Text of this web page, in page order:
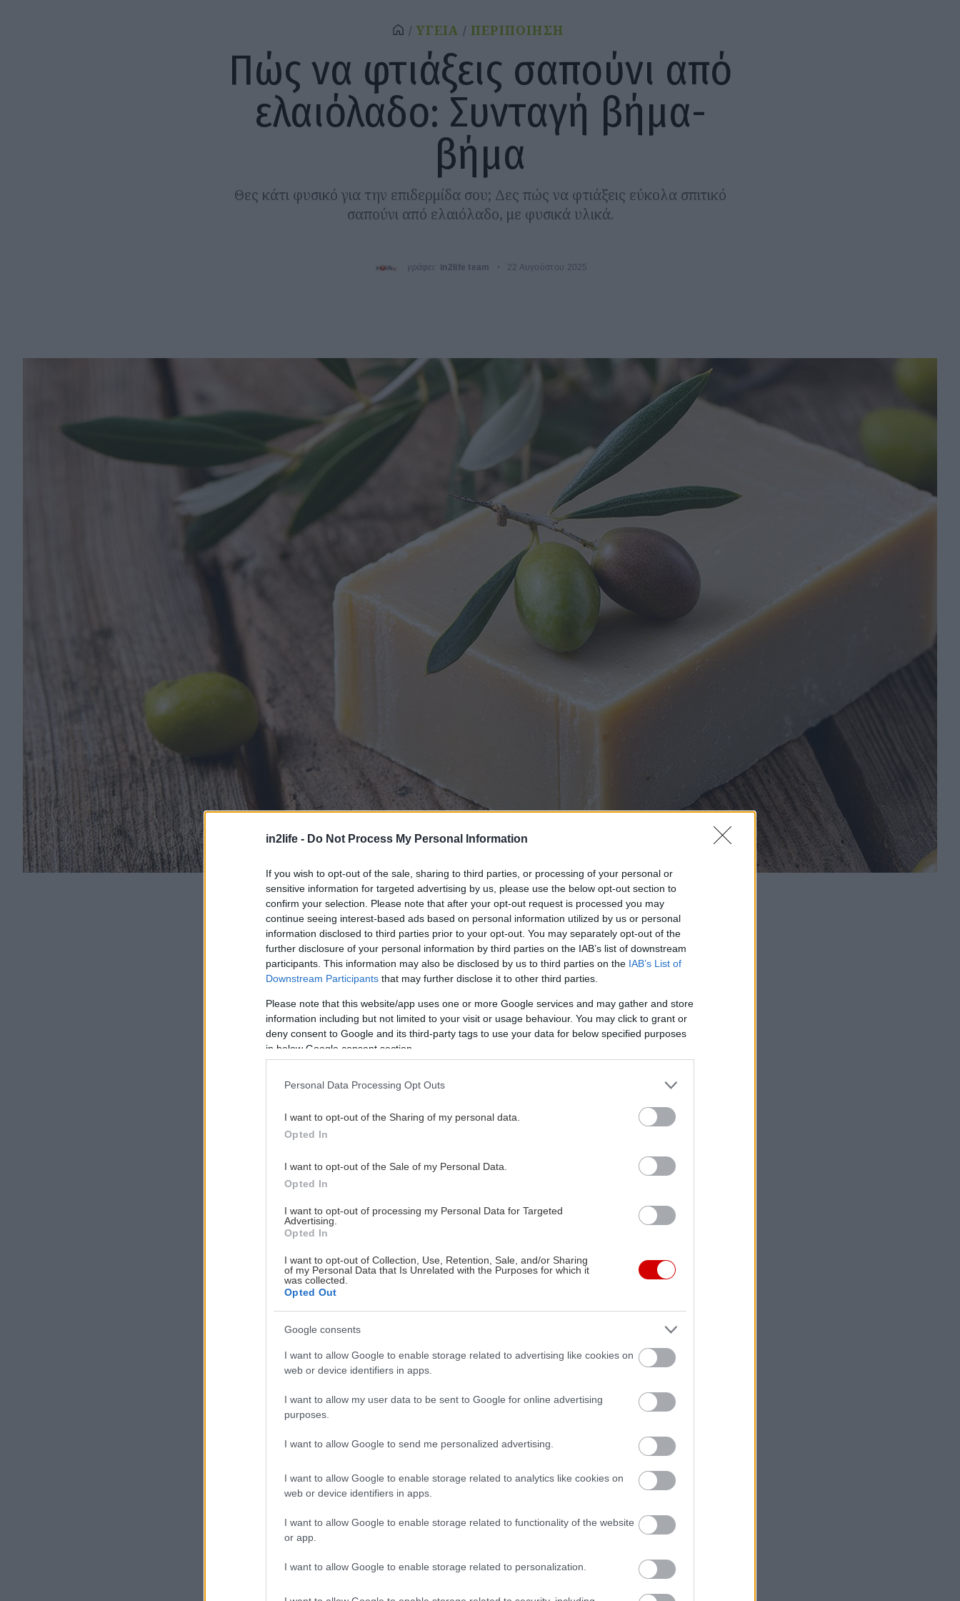
in2life - Do Not Process My Personal Information
If you wish to opt-out of the sale, sharing to third parties, or processing of your personal or
sensitive information for targeted advertising by us, please use the below opt-out section to
confirm your selection. Please note that after your opt-out request is processed you may
continue seeing interest-based ads based on personal information utilized by us or personal
information disclosed to third parties prior to your opt-out. You may separately opt-out of the
further disclosure of your personal information by third parties on the IAB’s list of downstream
participants. This information may also be disclosed by us to third parties on the IAB’s List of
Downstream Participants that may further disclose it to other third parties.
Please note that this website/app uses one or more Google services and may gather and store
information including but not limited to your visit or usage behaviour. You may click to grant or
deny consent to Google and its third-party tags to use your data for below specified purposes
in below Google consent section.
Personal Data Processing Opt Outs
I want to opt-out of the Sharing of my personal data.
Opted In
I want to opt-out of the Sale of my Personal Data.
Opted In
I want to opt-out of processing my Personal Data for Targeted
Advertising.
Opted In
I want to opt-out of Collection, Use, Retention, Sale, and/or Sharing
of my Personal Data that Is Unrelated with the Purposes for which it
was collected.
Opted Out
Google consents
I want to allow Google to enable storage related to advertising like cookies on
web or device identifiers in apps.
I want to allow my user data to be sent to Google for online advertising
purposes.
I want to allow Google to send me personalized advertising.
I want to allow Google to enable storage related to analytics like cookies on
web or device identifiers in apps.
I want to allow Google to enable storage related to functionality of the website
or app.
I want to allow Google to enable storage related to personalization.
ΥΓΕΙΑ ΠΕΡΙΠΟΙΗΣΗ
Πώς να φτιάξεις σαπούνι από
ελαιόλαδο: Συνταγή βήμα-
βήμα
Θες κάτι φυσικό για την επιδερμίδα σου; Δες πώς να φτιάξεις εύκολα σπιτικό
σαπούνι από ελαιόλαδο, με φυσικά υλικά.
γράφει: in2life team 22 Αυγούστου 2025
Α
δέρμα σου, τότε η παρασκευή σαπουνιού από ελαιόλαδο στο σπίτι
είναι ό,τι πρέπει για σένα.
Υλικά που θα χρειαστείς